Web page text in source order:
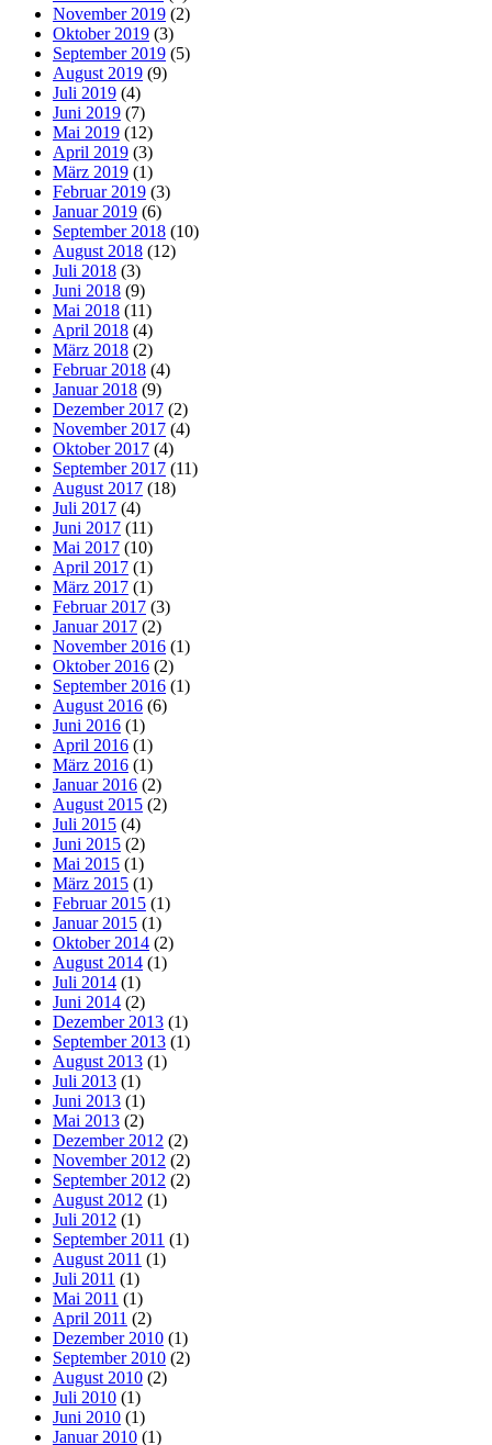
November 2019 (2)
Oktober 2019 (3)
September 2019 (5)
August 2019 (9)
Juli 2019 (4)
Juni 2019 (7)
Mai 2019 (12)
April 2019 (3)
März 2019 (1)
Februar 2019 (3)
Januar 2019 (6)
September 2018 (10)
August 2018 (12)
Juli 2018 (3)
Juni 2018 (9)
Mai 2018 (11)
April 2018 (4)
März 2018 (2)
Februar 2018 (4)
Januar 2018 (9)
Dezember 2017 (2)
November 2017 (4)
Oktober 2017 (4)
September 2017 (11)
August 2017 (18)
Juli 2017 (4)
Juni 2017 (11)
Mai 2017 (10)
April 2017 (1)
März 2017 (1)
Februar 2017 (3)
Januar 2017 (2)
November 2016 (1)
Oktober 2016 (2)
September 2016 (1)
August 2016 (6)
Juni 2016 (1)
April 2016 (1)
März 2016 (1)
Januar 2016 (2)
August 2015 (2)
Juli 2015 (4)
Juni 2015 (2)
Mai 2015 (1)
März 2015 (1)
Februar 2015 (1)
Januar 2015 (1)
Oktober 2014 (2)
August 2014 (1)
Juli 2014 (1)
Juni 2014 (2)
Dezember 2013 (1)
September 2013 (1)
August 2013 (1)
Juli 2013 (1)
Juni 2013 (1)
Mai 2013 (2)
Dezember 2012 (2)
November 2012 (2)
September 2012 (2)
August 2012 (1)
Juli 2012 (1)
September 2011 (1)
August 2011 (1)
Juli 2011 (1)
Mai 2011 (1)
April 2011 (2)
Dezember 2010 (1)
September 2010 (2)
August 2010 (2)
Juli 2010 (1)
Juni 2010 (1)
Januar 2010 (1)